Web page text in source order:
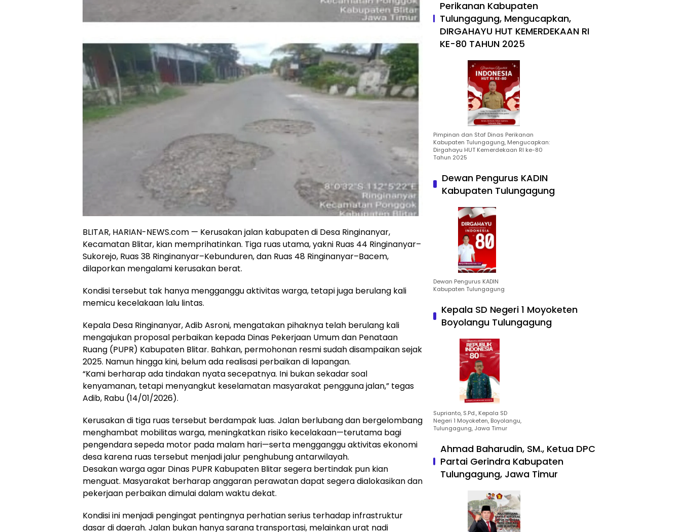
BLITAR, HARIAN-NEWS.com — Kerusakan jalan kabupaten di Desa Ringinanyar,
Kecamatan Blitar, kian memprihatinkan. Tiga ruas utama, yakni Ruas 44 Ringinanyar–
Sukorejo, Ruas 38 Ringinanyar–Kebunduren, dan Ruas 48 Ringinanyar–Bacem,
dilaporkan mengalami kerusakan berat.
Kondisi tersebut tak hanya mengganggu aktivitas warga, tetapi juga berulang kali
memicu kecelakaan lalu lintas.
Kepala Desa Ringinanyar, Adib Asroni, mengatakan pihaknya telah berulang kali
mengajukan proposal perbaikan kepada Dinas Pekerjaan Umum dan Penataan
Ruang (PUPR) Kabupaten Blitar. Bahkan, permohonan resmi sudah disampaikan sejak
2025. Namun hingga kini, belum ada realisasi perbaikan di lapangan.
“Kami berharap ada tindakan nyata secepatnya. Ini bukan sekadar soal
kenyamanan, tetapi menyangkut keselamatan masyarakat pengguna jalan,” tegas
Adib, Rabu (14/01/2026).
Kerusakan di tiga ruas tersebut berdampak luas. Jalan berlubang dan bergelombang
menghambat mobilitas warga, meningkatkan risiko kecelakaan—terutama bagi
pengendara sepeda motor pada malam hari—serta mengganggu aktivitas ekonomi
desa karena ruas tersebut menjadi jalur penghubung antarwilayah.
Desakan warga agar Dinas PUPR Kabupaten Blitar segera bertindak pun kian
menguat. Masyarakat berharap anggaran perawatan dapat segera dialokasikan dan
pekerjaan perbaikan dimulai dalam waktu dekat.
Kondisi ini menjadi pengingat pentingnya perhatian serius terhadap infrastruktur
dasar di daerah. Jalan bukan hanya sarana transportasi, melainkan urat nadi
Perikanan Kabupaten
Tulungagung, Mengucapkan,
DIRGAHAYU HUT KEMERDEKAAN RI
KE-80 TAHUN 2025
Pimpinan dan Staf Dinas Perikanan
Kabupaten Tulungagung, Mengucapkan:
Dirgahayu HUT Kemerdekaan RI ke-80
Tahun 2025
Dewan Pengurus KADIN
Kabupaten Tulungagung
Dewan Pengurus KADIN
Kabupaten Tulungagung
Kepala SD Negeri 1 Moyoketen
Boyolangu Tulungagung
Suprianto, S.Pd., Kepala SD
Negeri 1 Moyoketen, Boyolangu,
Tulungagung, Jawa Timur
Ahmad Baharudin, SM., Ketua DPC
Partai Gerindra Kabupaten
Tulungagung, Jawa Timur